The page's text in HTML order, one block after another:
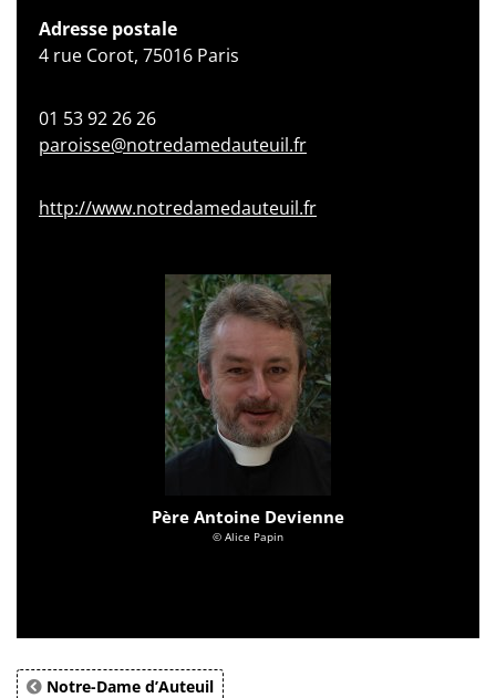
Adresse postale
4 rue Corot, 75016 Paris
01 53 92 26 26
paroisse@notredamedauteuil.fr
http://www.notredamedauteuil.fr
Père Antoine Devienne
© Alice Papin
Notre-Dame d’Auteuil